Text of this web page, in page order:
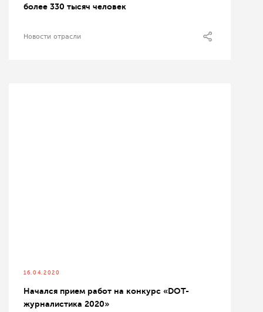
более 330 тысяч человек
Новости отрасли
16.04.2020
Начался прием работ на конкурс «DOT-
журналистика 2020»